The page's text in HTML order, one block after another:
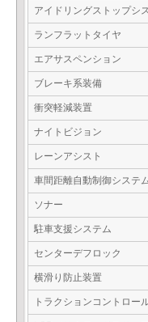
アイドリングストップシ
ランフラットタイヤ
エアサスペンション
ブレーキ系装備
衝突軽減装置
ナイトビジョン
レーンアシスト
車間距離自動制御システ
ソナー
駐車支援システム
センターデフロック
横滑り防止装置
トラクションコントロー